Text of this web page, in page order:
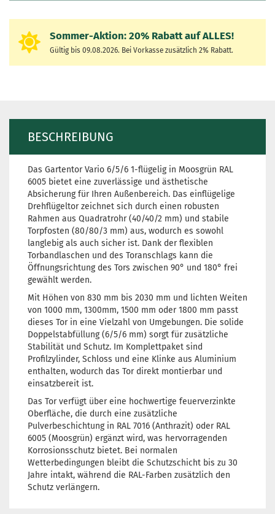
Sommer-Aktion: 20% Rabatt aufALLES!
Gültig bis 09.08.2026. Bei Vorkasse zusätzlich 2% Rabatt.
BESCHREIBUNG
Das Gartentor Vario 6/5/6 1-flügelig in Moosgrün RAL
6005 bietet eine zuverlässige und ästhetische
Absicherung für Ihren Außenbereich. Das einflügelige
Drehflügeltor zeichnet sich durch einen robusten
Rahmen aus Quadratrohr (40/40/2 mm) und stabile
Torpfosten (80/80/3 mm) aus, wodurch es sowohl
langlebig als auch sicher ist. Dank der flexiblen
Torbandlaschen und des Toranschlags kann die
Öffnungsrichtung des Tors zwischen 90° und 180° frei
gewählt werden.
Mit Höhen von 830 mm bis 2030 mm und lichten Weiten
von 1000 mm, 1300mm, 1500 mm oder 1800 mm passt
dieses Tor in eine Vielzahl von Umgebungen. Die solide
Doppelstabfüllung (6/5/6 mm) sorgt für zusätzliche
Stabilität und Schutz. Im Komplettpaket sind
Profilzylinder, Schloss und eine Klinke aus Aluminium
enthalten, wodurch das Tor direkt montierbar und
einsatzbereit ist.
Das Tor verfügt über eine hochwertige feuerverzinkte
Oberfläche, die durch eine zusätzliche
Pulverbeschichtung in RAL 7016 (Anthrazit) oder RAL
6005 (Moosgrün) ergänzt wird, was hervorragenden
Korrosionsschutz bietet. Bei normalen
Wetterbedingungen bleibt die Schutzschicht bis zu 30
Jahre intakt, während die RAL-Farben zusätzlich den
Schutz verlängern.